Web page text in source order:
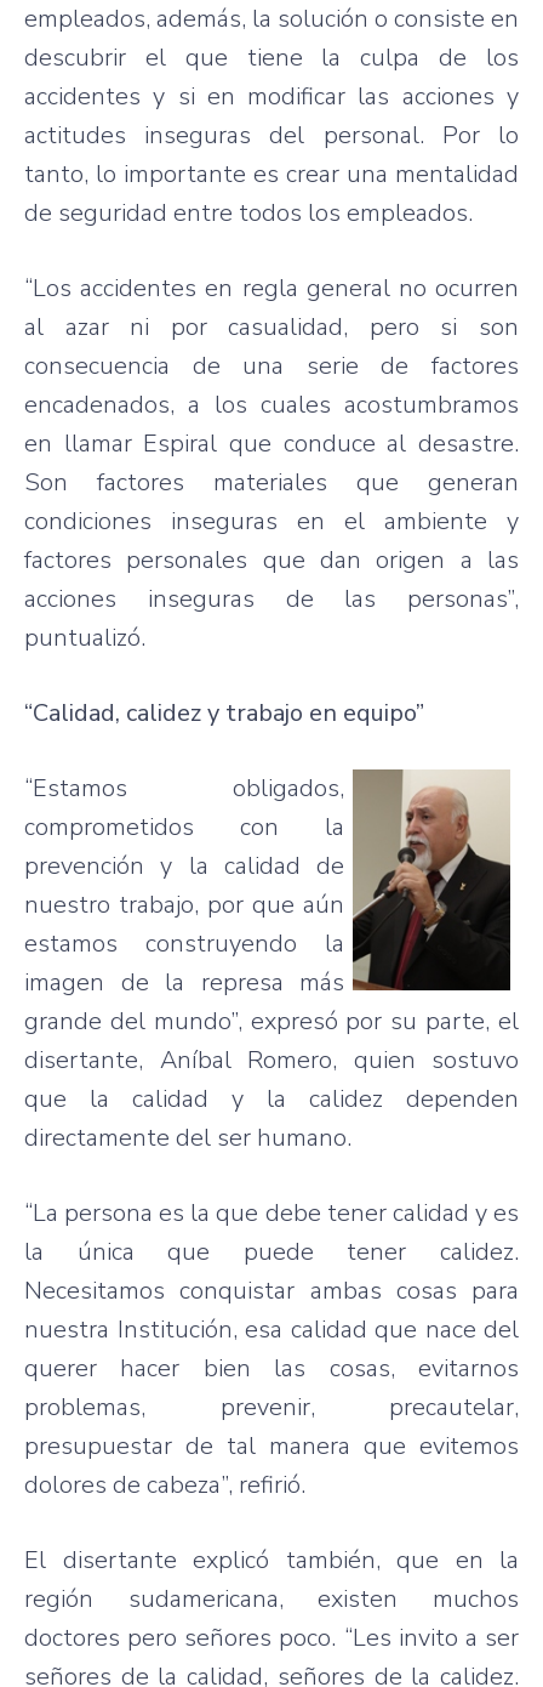
empleados, además, la solución o consiste en
descubrir el que tiene la culpa de los
accidentes y si en modificar las acciones y
actitudes
inseguras del personal. Porlo
tanto, lo importante es crear una mentalidad
de seguridad entre todos los empleados.
“Losaccidentes en regla general noocurren
al azar ni por casualidad, pero si son
consecuencia de una serie defactores
encadenados, a los cuales acostumbramos
en llamar Espiral que conduce aldesastre.
Sonfactores materiales que
generan
condiciones
inseguras en el ambiente y
factores personales que dan origen a las
acciones
inseguras de las personas”,
puntualizó.
“Calidad, calidezy trabajo en equipo”
“Estamos obligados,
comprometidos con la
prevención y la calidad de
nuestro trabajo, por que aún
estamos
construyendo la
imagen de la represa más
grande del mundo”, expresó por su parte, el
disertante, AníbalRomero, quien sostuvo
que la calidad y la calidez
dependen
directamente del ser humano.
“La personaes laque debe tenercalidad yes
la única que puede tener calidez.
Necesitamos conquistar ambas cosas para
nuestra Institución, esa calidad que nace del
querer
hacer bien las cosas,evitarnos
problemas, prevenir, precautelar,
presupuestar de tal manera que evitemos
dolores de cabeza”, refirió.
El disertante explicó también, que en la
región
sudamericana,existen
muchos
doctores pero señores poco. “Les invito a ser
señores de lacalidad, señores de lacalidez.